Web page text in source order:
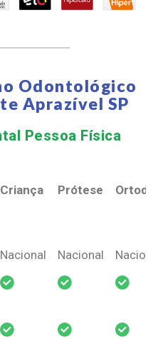
Odontológico
Aprazível SP
Pessoa Física​
Criança Prótese
Criança Prótese
Nacional Nacional